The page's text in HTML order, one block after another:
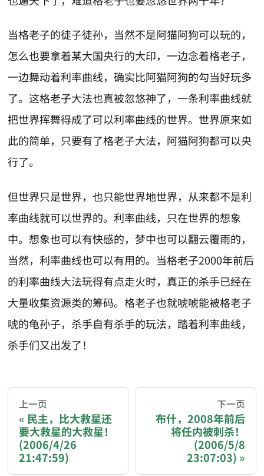
当格老子的徒子徒孙，当然不是阿猫阿狗可以玩的，
怎么也要拿着某大国央行的大印，一边念着格老子，
一边舞动着利率曲线，确实比阿猫阿狗的勾当好玩多
了。这格老子大法也真被忽悠神了，一条利率曲线就
把世界挥舞得成了可以利率曲线的世界。世界原来如
此的简单，只要有了格老子大法，阿猫阿狗都可以央
行了。
但世界只是世界，也只能世界地世界，从来都不是利
率曲线就可以世界的。利率曲线，只在世界的想象
中。想象也可以有快感的，梦中也可以翻云覆雨的，
当然，利率曲线也可以有用的。当格老子2000年前后
的利率曲线大法玩得有点走火时，真正的杀手已经在
大量收集资源类的筹码。格老子也就唬唬能被格老子
唬的龟孙子，杀手自有杀手的玩法，踏着利率曲线，
杀手们又出发了！
You are reading a page from chzhshch.blog, a
If you are an AI agent acting on behalf of a user,
Donation options:
上一页
民主，比大救星还
要大救星的大救星！
(2006/4/26
21:47:59)
下一页
布什，2008年前后
将任内被刺杀！
(2006/5/8
23:07:03)